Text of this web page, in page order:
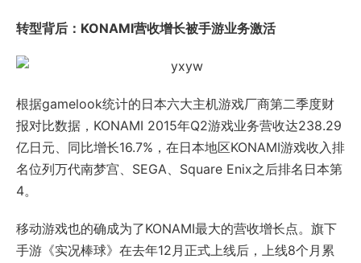
转型背后：KONAMI营收增长被手游业务激活
根据gamelook统计的日本六大主机游戏厂商第二季度财
报对比数据，KONAMI 2015年Q2游戏业务营收达238.29
亿日元、同比增长16.7%，在日本地区KONAMI游戏收入排
名位列万代南梦宫、SEGA、Square Enix之后排名日本第
4。
移动游戏也的确成为了KONAMI最大的营收增长点。旗下
手游《实况棒球》在去年12月正式上线后，上线8个月累